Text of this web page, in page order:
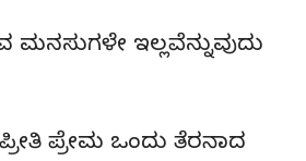
ಮನಸುಗಳೇ ಇಲ್ಲವೆನ್ನುವುದು
ಪ್ರೇಮ ಒಂದು ತೆರನಾದ